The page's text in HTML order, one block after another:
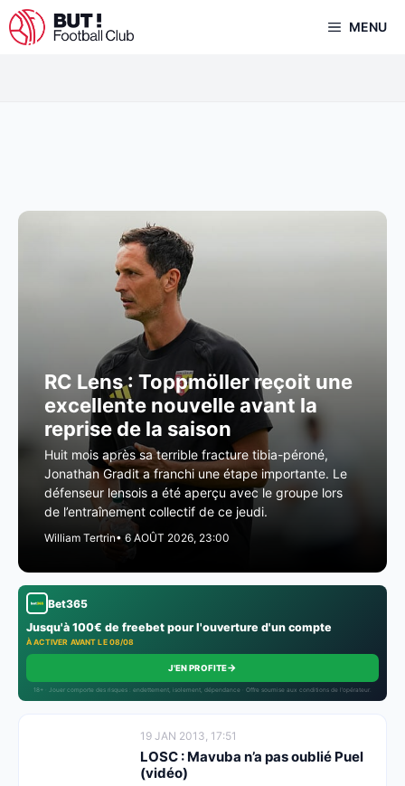
Aller
au
MENU
RC Lens : Toppmöller reçoit une
excellente nouvelle avant la
reprise de la saison
Huit mois après sa terrible fracture tibia-péroné,
Jonathan Gradit a franchi une étape importante. Le
défenseur lensois a été aperçu avec le groupe lors
de l’entraînement collectif de ce jeudi.
William Tertrin• 6 AOÛT 2026, 23:00
Bet365
Jusqu'à 100€ de freebet pour l'ouverture d'un compte
À ACTIVER AVANT LE 08/08
J'EN PROFITE→
18+ · Jouer comporte des risques : endettement, isolement, dépendance · Offre soumise aux conditions de l’opérateur.
19 JAN 2013, 17:51
LOSC : Mavuba n’a pas oublié Puel
(vidéo)